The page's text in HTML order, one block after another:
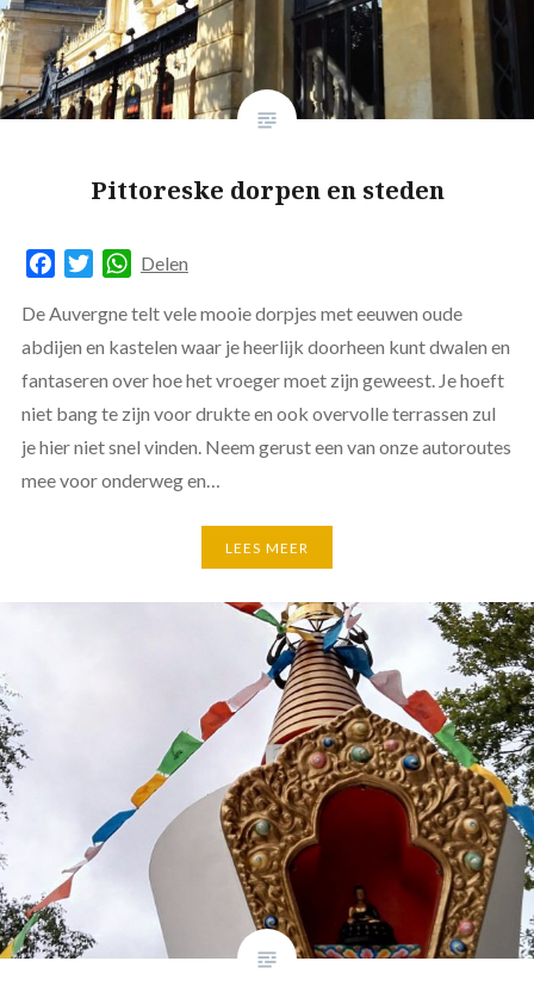
Pittoreske dorpen en steden
FacebookTwitterWhatsApp
Delen
De Auvergne telt vele mooie dorpjes met eeuwen oude
abdijen en kastelen waar je heerlijk doorheen kunt dwalen en
fantaseren over hoe het vroeger moet zijn geweest. Je hoeft
niet bang te zijn voor drukte en ook overvolle terrassen zul
je hier niet snel vinden. Neem gerust een van onze autoroutes
mee voor onderweg en…
LEES MEER